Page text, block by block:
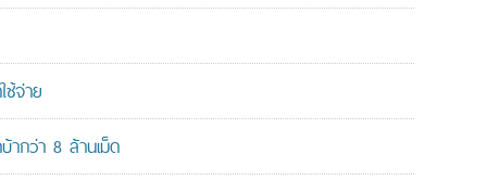
จ่าย
กว่า 8 ล้านเม็ด